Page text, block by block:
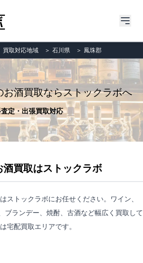
買取対応地域 ＞ 石川県 ＞ 鳳珠郡
お酒買取ならストックラボへ
定・出張買取対応
買取はストックラボ
ストックラボにお任せください。ワイン、
ブランデー、焼酎、古酒など幅広く買取して
宅配買取エリアです。